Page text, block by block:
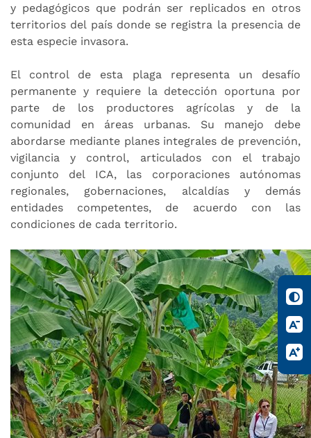
y pedagógicos que podrán ser replicados en otros
territorios del país donde se registra la presencia de
esta especie invasora.
El control de esta plaga representa un desafío
permanente y requiere la detección oportuna por
parte de los productores agrícolas y de la
comunidad en áreas urbanas. Su manejo debe
abordarse mediante planes integrales de prevención,
vigilancia y control, articulados con el trabajo
conjunto del ICA, las corporaciones autónomas
regionales, gobernaciones, alcaldías y demás
entidades competentes, de acuerdo con las
condiciones de cada territorio.